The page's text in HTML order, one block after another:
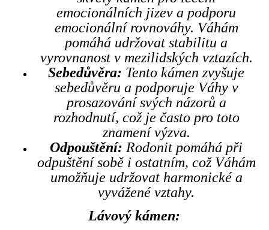
emocionálních jizev a podporu
emocionální rovnováhy. Váhám
pomáhá udržovat stabilitu a
vyrovnanost v mezilidských vztazích.
Sebedůvěra: Tento kámen zvyšuje
sebedůvěru a podporuje Váhy v
prosazování svých názorů a
rozhodnutí, což je často pro toto
znamení výzva.
Odpouštění: Rodonit pomáhá při
odpuštění sobě i ostatním, což Váhám
umožňuje udržovat harmonické a
vyvážené vztahy.
Lávový kámen: